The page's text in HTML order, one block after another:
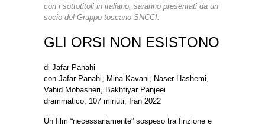
con i sottotitoli in italiano, saranno presentati da un
socio del Gruppo toscano SNCCI.
GLI ORSI NON ESISTONO
di Jafar Panahi
con Jafar Panahi, Mina Kavani, Naser Hashemi,
Vahid Mobasheri, Bakhtiyar Panjeei
drammatico, 107 minuti, Iran 2022
Un film “necessariamente” sospeso tra finzione e